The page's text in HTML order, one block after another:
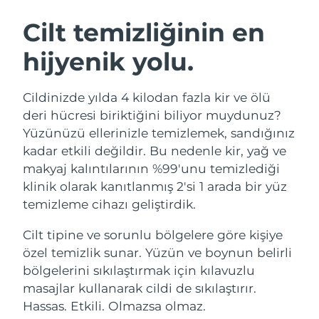
Cilt temizliğinin en
hijyenik yolu.
Cildinizde yılda 4 kilodan fazla kir ve ölü
deri hücresi biriktiğini biliyor muydunuz?
Yüzünüzü ellerinizle temizlemek, sandığınız
kadar etkili değildir. Bu nedenle kir, yağ ve
makyaj kalıntılarının %99'unu temizlediği
klinik olarak kanıtlanmış 2'si 1 arada bir yüz
temizleme cihazı geliştirdik.
Cilt tipine ve sorunlu bölgelere göre kişiye
özel temizlik sunar. Yüzün ve boynun belirli
bölgelerini sıkılaştırmak için kılavuzlu
masajlar kullanarak cildi de sıkılaştırır.
Hassas. Etkili. Olmazsa olmaz.
LUNA™ 4 seti
Anti-aging massage
LUNA™ 4 Plus
Massage, LED heating
LUNA™ 4 Men
For men, anti-aging massage
BEAR™ 2 seti
Microcurrent toning
BEAR™ 2 go
Microcurrent toning on-the-go
BEAR™ 2 eyes & lips
Microcurrent line smoothing device
Nemlendirme
UFO™ 3 seti
Deep facial hydration
UFO™ 3 LED
Near-infrared and red light therapy
device
Ağız bakımı
issa™ 4
Hybrid silicone sonic toothbrush
issa™ 4 plus
Smart hybrid silicone sonic toothbrush
FAQ™ YAŞLANMA KARŞITI BAKIM
Yaşlanma karşıtı LED bakım
NEW
Avusturya Tahmini teslim tarihi
Bahreyn Tahmini teslim tarihi
Belçika Tahmini teslim tarihi8/8/26
Bermuda Tahmini teslim tarihi8/14/26
Bosna-Hersek Tahmini teslim tarihi8/11/26
Brunei Tahmini teslim tarihi
Bulgaristan Tahmini teslim tarihi8/8/26
Kanada Tahmini teslim tarihi
Şili Tahmini teslim tarihi